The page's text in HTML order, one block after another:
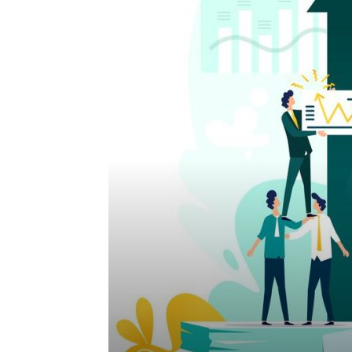
mai
nou